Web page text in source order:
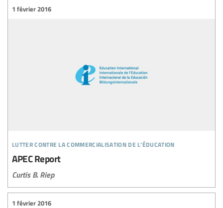
lutter contre la commercialisation de l’éducation
1 février 2016
APEC Report
Curtis B. Riep
1 février 2016